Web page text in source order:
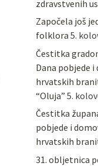
zdravstvenih
Započela još
folklora 5.
Čestitka
Dana pobjede
hrvatskih
“Oluja” 5.
Čestitka
pobjede i
hrvatskih
31. obljetnica